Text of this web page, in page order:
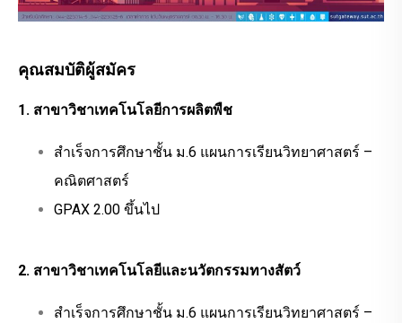
คุณสมบัติผู้สมัคร
1. สาขาวิชาเทคโนโลยีการผลิตพืช
สำเร็จการศึกษาชั้น ม.6 แผนการเรียนวิทยาศาสตร์ –
คณิตศาสตร์
GPAX 2.00 ขึ้นไป
2. สาขาวิชาเทคโนโลยีและนวัตกรรมทางสัตว์
สำเร็จการศึกษาชั้น ม.6 แผนการเรียนวิทยาศาสตร์ –